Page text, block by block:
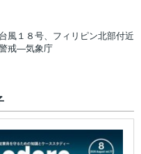
台風１８号、フィリピン北部付近
戒―気象庁